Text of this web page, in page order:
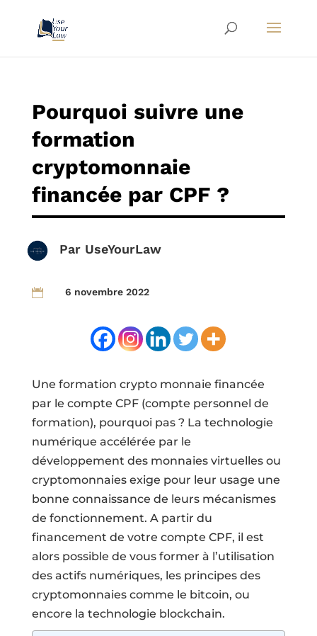
Pourquoi suivre une
formation
cryptomonnaie
financée par CPF ?
Par UseYourLaw
 6 novembre 2022
Une formation crypto monnaie financée
par le compte CPF (compte personnel de
formation), pourquoi pas ? La technologie
numérique accélérée par le
développement des monnaies virtuelles ou
cryptomonnaies exige pour leur usage une
bonne connaissance de leurs mécanismes
de fonctionnement. A partir du
financement de votre compte CPF, il est
alors possible de vous former à l’utilisation
des actifs numériques, les principes des
cryptomonnaies comme le bitcoin, ou
encore la technologie blockchain.